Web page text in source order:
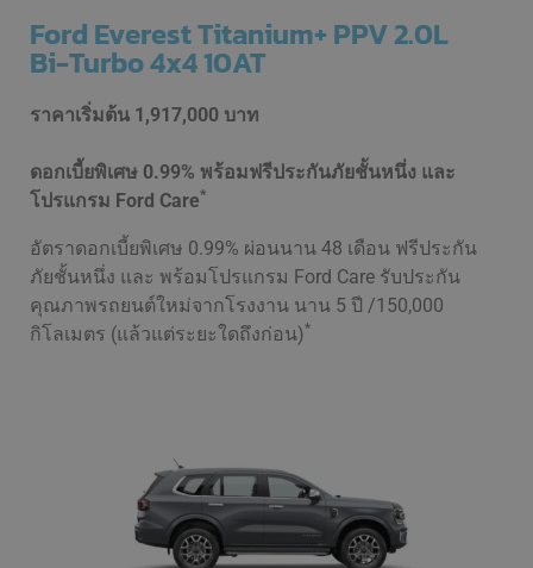
Ford Everest Titanium+ PPV 2.0L
Bi-Turbo 4x4 10AT
ราคาเริ่มต้น 1,917,000 บาท
ดอกเบี้ยพิเศษ 0.99% พร้อมฟรีประกันภัยชั้นหนึ่ง และ
โปรแกรม Ford Care*
อัตราดอกเบี้ยพิเศษ 0.99% ผ่อนนาน 48 เดือน ฟรีประกัน
ภัยชั้นหนึ่ง และ พร้อมโปรแกรม Ford Care รับประกัน
คุณภาพรถยนต์ใหม่จากโรงงาน นาน 5 ปี /150,000
กิโลเมตร (แล้วแต่ระยะใดถึงก่อน)*